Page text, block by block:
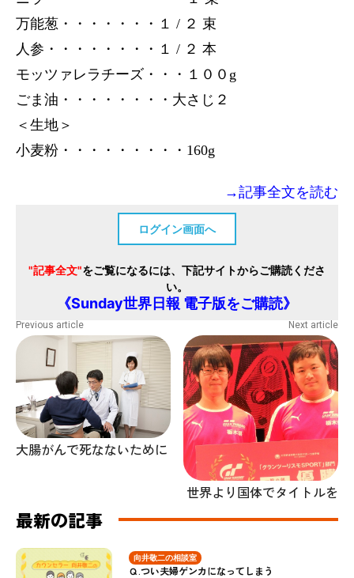
万能葱・・・・・・・１ / ２ 束
人参・・・・・・・・１ / ２ 本
モッツァレラチーズ・・・１００g
ごま油・・・・・・・・大さじ２
＜生地＞
小麦粉・・・・・・・・・160g
→記事全文を読む
ログイン画面へ
"記事全文"をご覧になるには、下記サイトからご購読くださ
い。
《Sunday世界日報 電子版をご購読》
Previous article
大腸がんで死なないために
Next article
世界より国体でタイトルを
最新の記事
向井敬二の相談室
Ｑ.つい夫婦ゲンカになってしまう